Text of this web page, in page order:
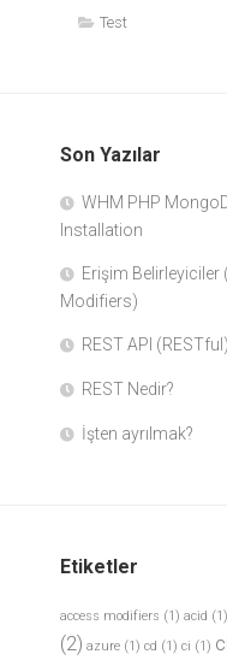
Test
Son Yazılar
WHM PHP
Installation
Erişim Belirleyiciler
Modifiers)
REST API
REST Nedir?
İşten ayrılmak?
Etiketler
access modifiers (1) acid (1)
(2) azure (1) cd (1) ci (1)